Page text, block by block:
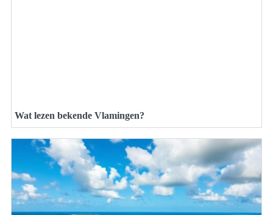
Wat lezen bekende Vlamingen?